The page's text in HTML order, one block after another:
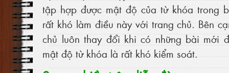
tập hợp được mật độ của từ khóa trong
rất khó làm điều này với trang chủ. Bên
chủ luôn thay đổi khi có những bài mới
mật độ từ khóa là rất khó kiểm soát.